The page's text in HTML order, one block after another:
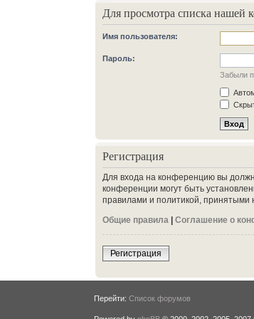
Для просмотра списка нашей
Имя пользователя:
Пароль:
Забыли
Регистрация
Для входа на конференцию вы
конференции могут быть
правилами и политикой, принятыми
Общие правила |Соглашение о
Регистрация
Перейти: Список форумов